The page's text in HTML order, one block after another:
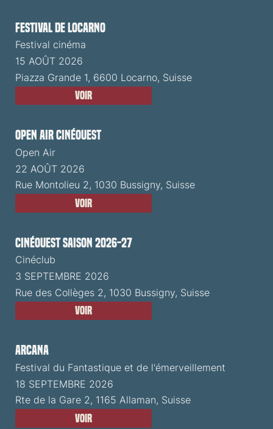
Festival de Locarno
Festival cinéma
15 AOÛT 2026
Piazza Grande 1, 6600 Locarno, Suisse
Voir
Open Air CinéOuest
Open Air
22 AOÛT 2026
Rue Montolieu 2, 1030 Bussigny, Suisse
Voir
CinéOuest Saison 2026-27
Cinéclub
3 SEPTEMBRE 2026
Rue des Collèges 2, 1030 Bussigny, Suisse
Voir
ARCANA
Festival du Fantastique et de l'émerveillement
18 SEPTEMBRE 2026
Rte de la Gare 2, 1165 Allaman, Suisse
Voir